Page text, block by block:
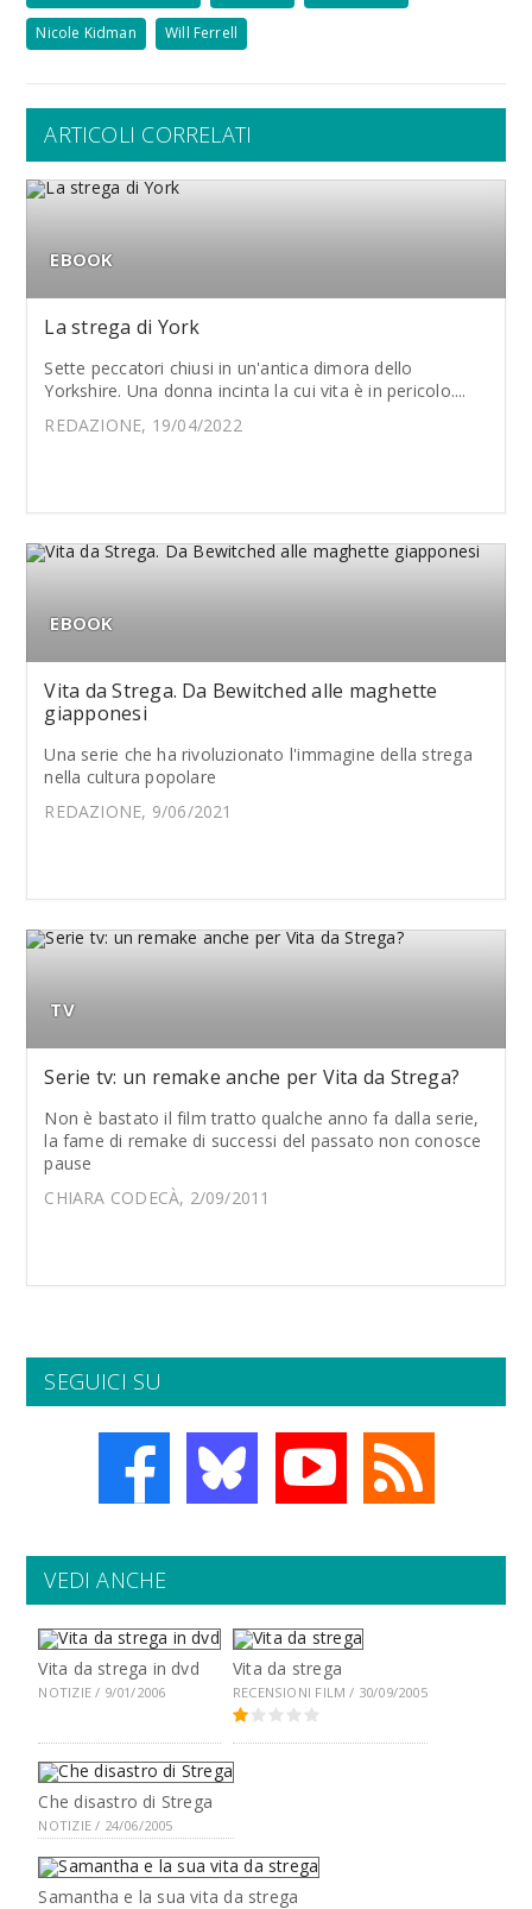
Nicole Kidman Will Ferrell
ARTICOLI CORRELATI
EBOOK
La strega di York
Sette peccatori chiusi in un'antica dimora dello
Yorkshire. Una donna incinta la cui vita è in pericolo....
REDAZIONE, 19/04/2022
EBOOK
Vita da Strega. Da Bewitched alle maghette
giapponesi
Una serie che ha rivoluzionato l'immagine della strega
nella cultura popolare
REDAZIONE, 9/06/2021
TV
Serie tv: un remake anche per Vita da Strega?
Non è bastato il film tratto qualche anno fa dalla serie,
la fame di remake di successi del passato non conosce
pause
CHIARA CODECÀ, 2/09/2011
SEGUICI SU
VEDI ANCHE
Vita da strega in dvd
NOTIZIE / 9/01/2006
Vita da strega
RECENSIONI FILM / 30/09/2005
Che disastro di Strega
NOTIZIE / 24/06/2005
Samantha e la sua vita da strega